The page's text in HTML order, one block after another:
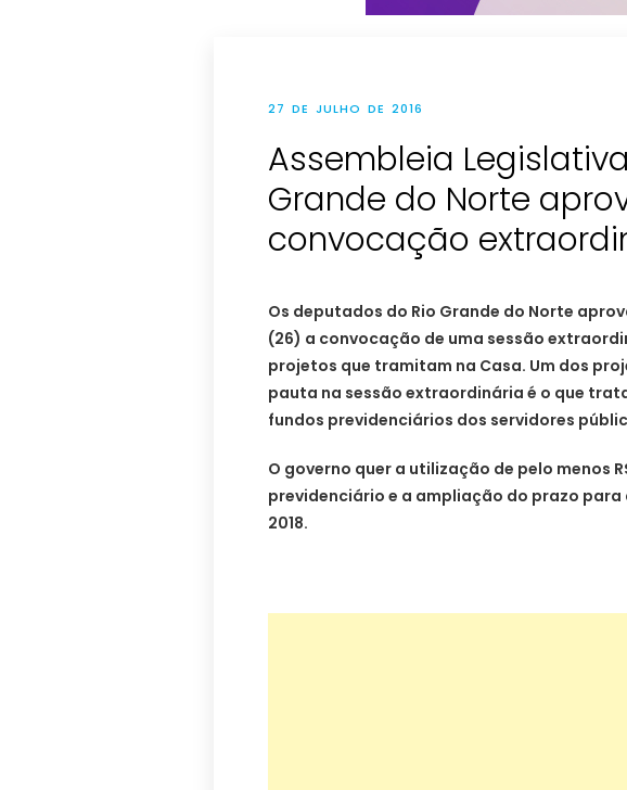
27 DE JULHO DE 2016
Assembleia
Grande do Norte
convocação
Os deputados do Rio Grande do Norte
(26) a convocação de uma sessão
projetos que tramitam na Casa. Um dos
pauta na sessão extraordinária é o que
fundos previdenciários dos servidores
O governo quer a utilização de pelo menos
previdenciário e a ampliação do prazo para
2018.